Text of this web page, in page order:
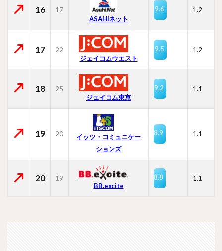
16
17
ASAHIネット
9.6 1.2
17
22
ジェイコムウエスト
9.5 1.2
18
25
ジェイコム東京
9.2 1.1
19 20
イッツ・コミュニケー
ションズ
8.9 1.1
20
19
BB.excite
8.8 1.1